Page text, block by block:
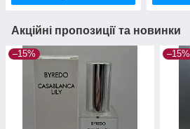
Акційні пропозиції та новинки
–15% –15%